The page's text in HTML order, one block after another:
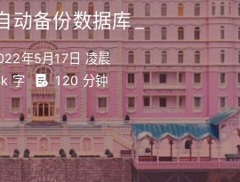
动备份数据库_
年5月17日 凌晨
字
120 分钟